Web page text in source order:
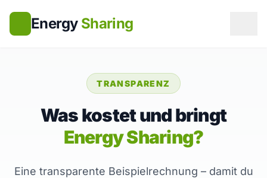
Energy Sharing
TRANSPARENZ
Was kostet und bringt
Energy Sharing?
Eine transparente Beispielrechnung – damit du